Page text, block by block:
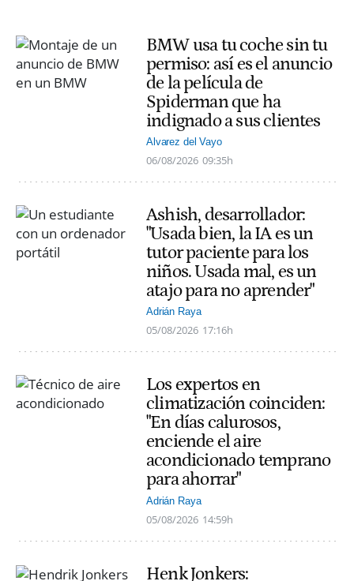
BMW usa tu coche sin tu
permiso: así es el anuncio
de la película de
Spiderman que ha
indignado a sus clientes
Alvarez del Vayo
06/08/2026 09:35h
Ashish, desarrollador:
"Usada bien, la IA es un
tutor paciente para los
niños. Usada mal, es un
atajo para no aprender"
Adrián Raya
05/08/2026 17:16h
Los expertos en
climatización coinciden:
"En días calurosos,
enciende el aire
acondicionado temprano
para ahorrar"
Adrián Raya
05/08/2026 14:59h
Henk Jonkers: